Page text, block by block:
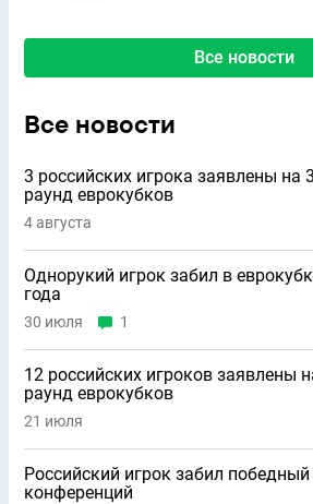
Все новости
Все новости
3 российских игрока заявлены на
раунд еврокубков
4 августа
Однорукий игрок забил в
года
30 июля 1
12 российских игроков заявлены
раунд еврокубков
21 июля
Российский игрок забил
конференций